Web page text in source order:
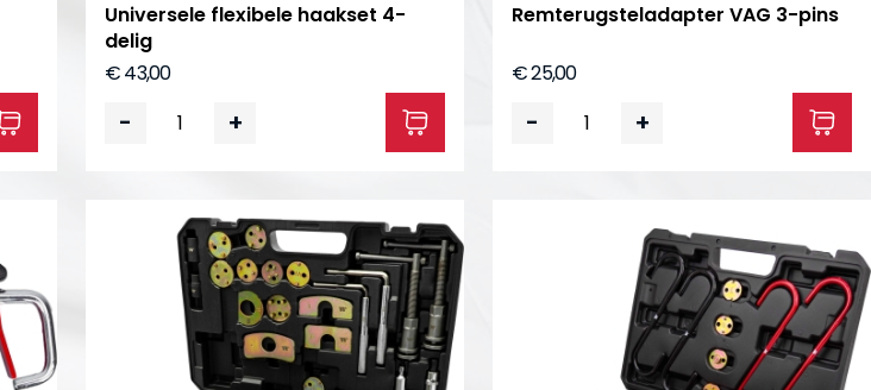
Universele flexibele haakset 4-
delig
€ 43,00
- +
Remterugsteladapter VAG 3-pins
€ 25,00
- +